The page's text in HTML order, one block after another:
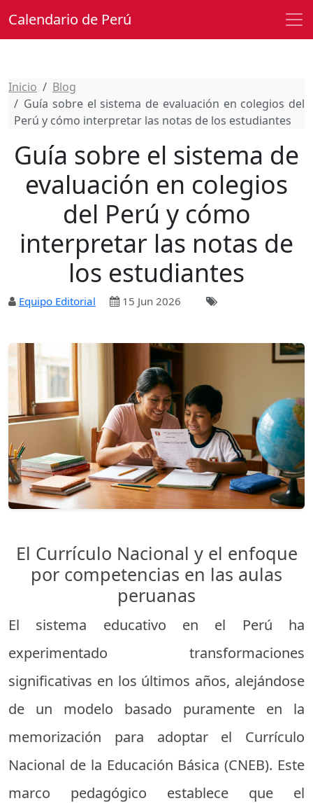
Calendario de Perú
Inicio
Blog
Guía sobre el sistema de evaluación en colegios del
Perú y cómo interpretar las notas de los estudiantes
Guía sobre el sistema de
evaluación en colegios
del Perú y cómo
interpretar las notas de
los estudiantes
Equipo Editorial 15 Jun 2026
El Currículo Nacional y el enfoque
por competencias en las aulas
peruanas
El sistema educativo en el Perú ha
experimentado transformaciones
significativas en los últimos años, alejándose
de un modelo basado puramente en la
memorización para adoptar el Currículo
Nacional de la Educación Básica (CNEB). Este
marco pedagógico establece que el